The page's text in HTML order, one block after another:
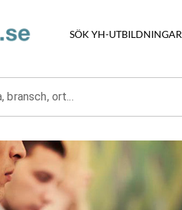
SÖK YH-UTBILDNINGAR
bransch, ort...